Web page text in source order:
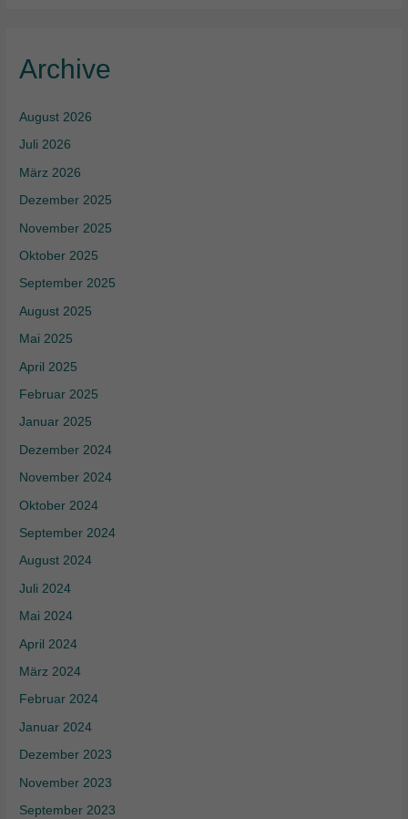
Archive
August 2026
Juli 2026
März 2026
Dezember 2025
November 2025
Oktober 2025
September 2025
August 2025
Mai 2025
April 2025
Februar 2025
Januar 2025
Dezember 2024
November 2024
Oktober 2024
September 2024
August 2024
Juli 2024
Mai 2024
April 2024
März 2024
Februar 2024
Januar 2024
Dezember 2023
November 2023
September 2023